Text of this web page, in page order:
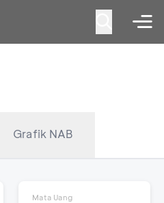
Grafik NAB
Mata Uang